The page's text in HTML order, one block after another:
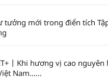
tưởng mới trong điển tích
丨Khi hương vị cao nguyên
Nam……